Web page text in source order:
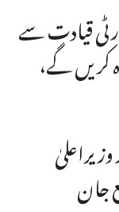
قیادت سے
کریں گے،
جان